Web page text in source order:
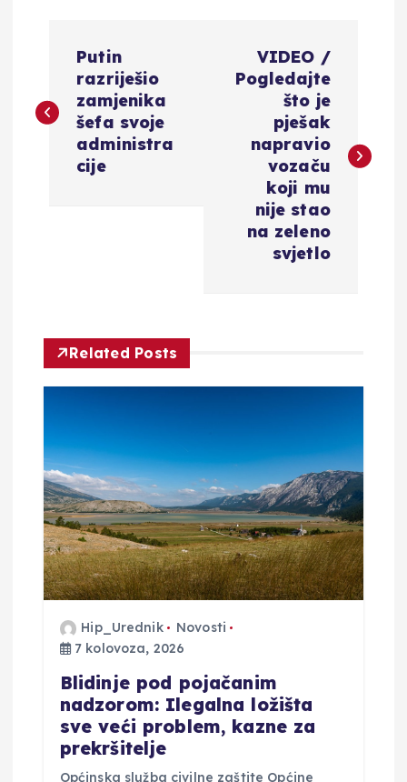
v
a
o
b
Putin
razriješio
zamjenika
šefa svoje
administra
cije
VIDEO /
Pogledajte
što je
pješak
napravio
vozaču
koji mu
nije stao
na zeleno
svjetlo
Related Posts
Hip_Urednik
Novosti
7 kolovoza, 2026
Blidinje pod pojačanim
nadzorom: Ilegalna ložišta
sve veći problem, kazne za
prekršitelje
Općinska služba civilne zaštite Općine